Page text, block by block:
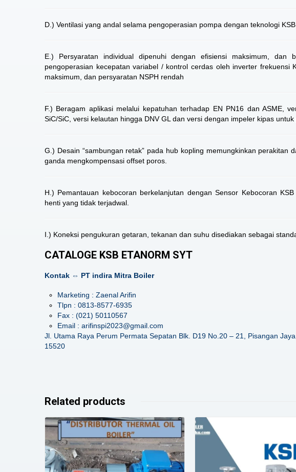
D.) Ventilasi yang andal selama pengoperasian pompa dengan teknologi
E.) Persyaratan individual dipenuhi dengan efisiensi maksimum, dan
pengoperasian kecepatan variabel / kontrol cerdas oleh inverter frekuensi
maksimum, dan persyaratan NSPH rendah
F.) Beragam aplikasi melalui kepatuhan terhadap EN PN16 dan ASME,
SiC/SiC, versi kelautan hingga DNV GL dan versi dengan impeler kipas
G.) Desain “sambungan retak” pada hub kopling memungkinkan perakitan
ganda mengkompensasi offset poros.
H.) Pemantauan kebocoran berkelanjutan dengan Sensor Kebocoran
henti yang tidak terjadwal.
I.) Koneksi pengukuran getaran, tekanan dan suhu disediakan sebagai
CATALOGE KSB ETANORM SYT
Kontak ⇔ PT indira Mitra Boiler
Marketing : Zaenal Arifin
Tlpn : 0813-8577-6935
Fax : (021) 50110567
Email : arifinspi2023@gmail.com
Jl. Utama Raya Perum Permata Sepatan Blk. D19 No.20 – 21, Pisangan
15520
Related products
Details Details